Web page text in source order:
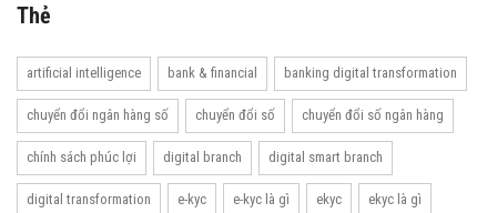
Thẻ
artificial intelligence bank & financial banking digital transformation
chuyển đổi ngân hàng số chuyển đổi số chuyển đổi số ngân hàng
chính sách phúc lợi digital branch digital smart branch
digital transformation e-kyc e-kyc là gì ekyc ekyc là gì